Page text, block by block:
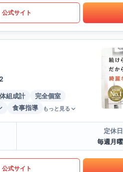
公式サイト
体組成計
完全個室
食事指導 もっと見る
定休日
毎週月
公式サイト